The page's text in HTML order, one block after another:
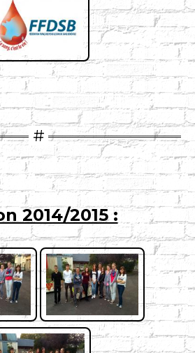
2014/2015 :